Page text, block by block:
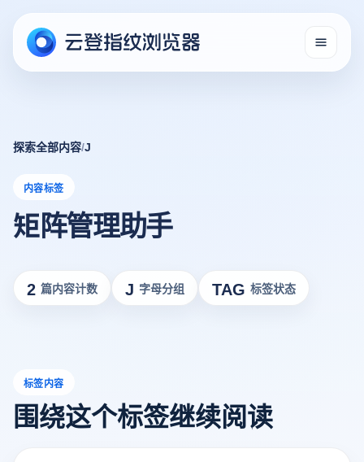
探索全部内容/J
内容标签
矩阵管理助手
2 篇内容计数 J 字母分组 TAG 标签状态
标签内容
围绕这个标签继续阅读